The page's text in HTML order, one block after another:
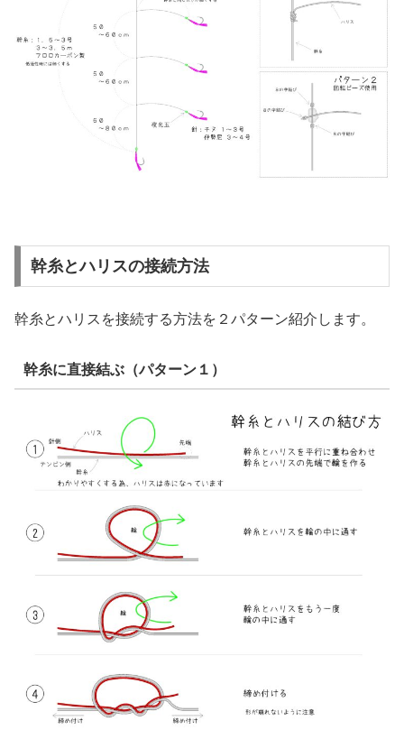
幹糸とハリスの接続方法
幹糸とハリスを接続する方法を２パターン紹介します。
幹糸に直接結ぶ（パターン１）